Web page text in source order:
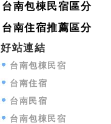
台南包棟民宿區分
台南住宿推薦區分
好站連結
台南包棟民宿
台南住宿
台南民宿
台南包棟民宿